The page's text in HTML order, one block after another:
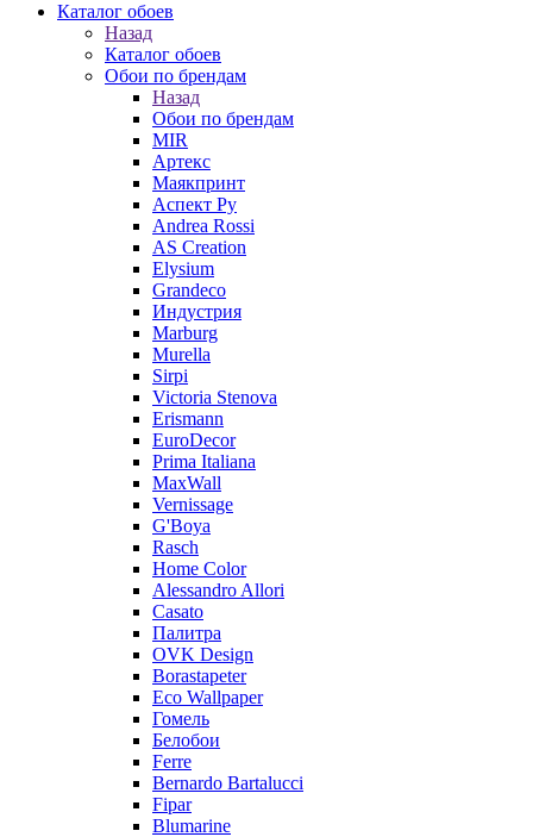
Каталог обоев
Назад
Каталог обоев
Обои по брендам
Назад
Обои по брендам
MIR
Артекс
Маякпринт
Аспект Ру
Andrea Rossi
AS Creation
Elysium
Grandeco
Индустрия
Marburg
Murella
Sirpi
Victoria Stenova
Erismann
EuroDecor
Prima Italiana
MaxWall
Vernissage
G'Boya
Rasch
Home Color
Alessandro Allori
Casato
Палитра
OVK Design
Borastapeter
Eco Wallpaper
Гомель
Белобои
Ferre
Bernardo Bartalucci
Fipar
Blumarine